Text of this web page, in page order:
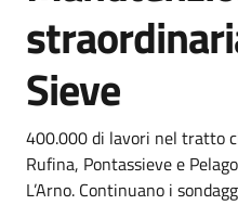
Sieve
Dettagli
Descrizione breve
400.000 di lavori nel tratto
Rufina, Pontassieve e
L’Arno. Continuano i